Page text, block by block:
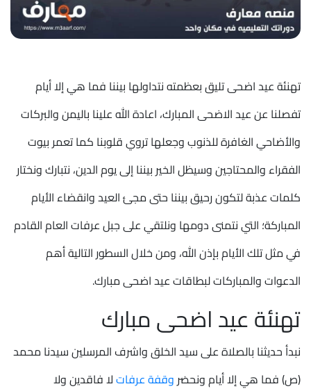
تهنئة عيد اضحى تليق بعظمته نتداولها بيننا فما هي إلا أيام
تفصلنا عن عيد الاضحى المبارك، اعادة الله علينا باليمن والبركات
والأضاحي الغافرة للذنوب وجعلها تروي قلوبنا كما تعمر بيوت
الفقراء والمحتاجين وسيظل الخير بيننا إلى يوم الدين، نتبارك ونختار
كلمات عذبة لتكون رحيق بيننا حتى مجئ العيد وانقضاء الأيام
المباركة؛ التي نتمنى دومها ونلتقي على جبل عرفات العام القادم
في مثل تلك الأيام بإذن الله، ومن خلال السطور التالية أهم
الدعوات والمباركات لبطاقات عيد اضحى مبارك.
تهنئة عيد اضحى مبارك
نبدأ حديثنا بالصلاة على سيد الخلق واشرف المرسلين سيدنا محمد
(ص) فما هي إلا أيام ونحضروقفة عرفاتلا فاقدين ولا